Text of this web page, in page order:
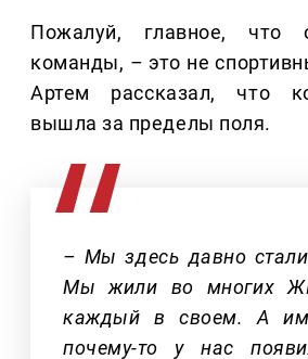
Пожалуй, главное, что
команды, – это не
Артем рассказал, что
вышла за пределы поля.
– Мы здесь давно
Мы жили во многих
каждый в своем. А
почему-то у нас